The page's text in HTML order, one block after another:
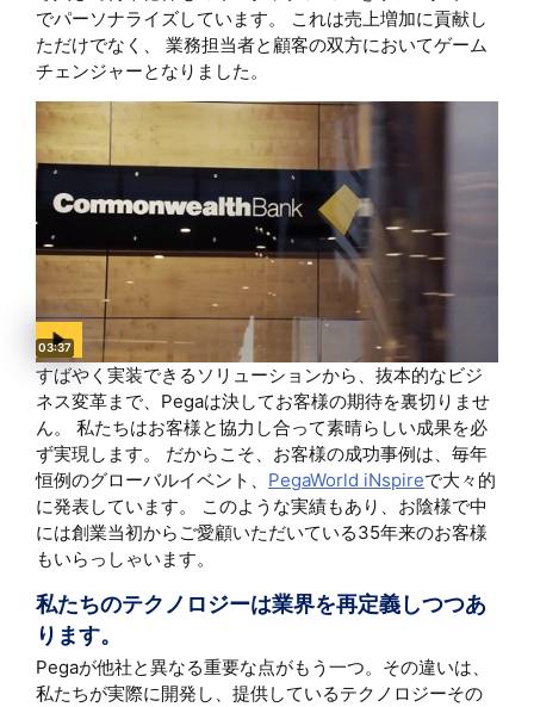
でパーソナライズしています。 これは売上増加に貢献し
ただけでなく、 業務担当者と顧客の双方においてゲーム
チェンジャーとなりました。
Video duration:
03:37
すばやく実装できるソリューションから、抜本的なビジ
ネス変革まで、Pegaは決してお客様の期待を裏切りませ
ん。 私たちはお客様と協力し合って素晴らしい成果を必
ず実現します。 だからこそ、お客様の成功事例は、毎年
恒例のグローバルイベント、 PegaWorld iNspireで大々的
に発表しています。 このような実績もあり、お陰様で中
には創業当初からご愛顧いただいている35年来のお客様
もいらっしゃいます。
私たちのテクノロジーは業界を再定義しつつあ
ります。
Pegaが他社と異なる重要な点がもう一つ。その違いは、
私たちが実際に開発し、提供しているテクノロジーその